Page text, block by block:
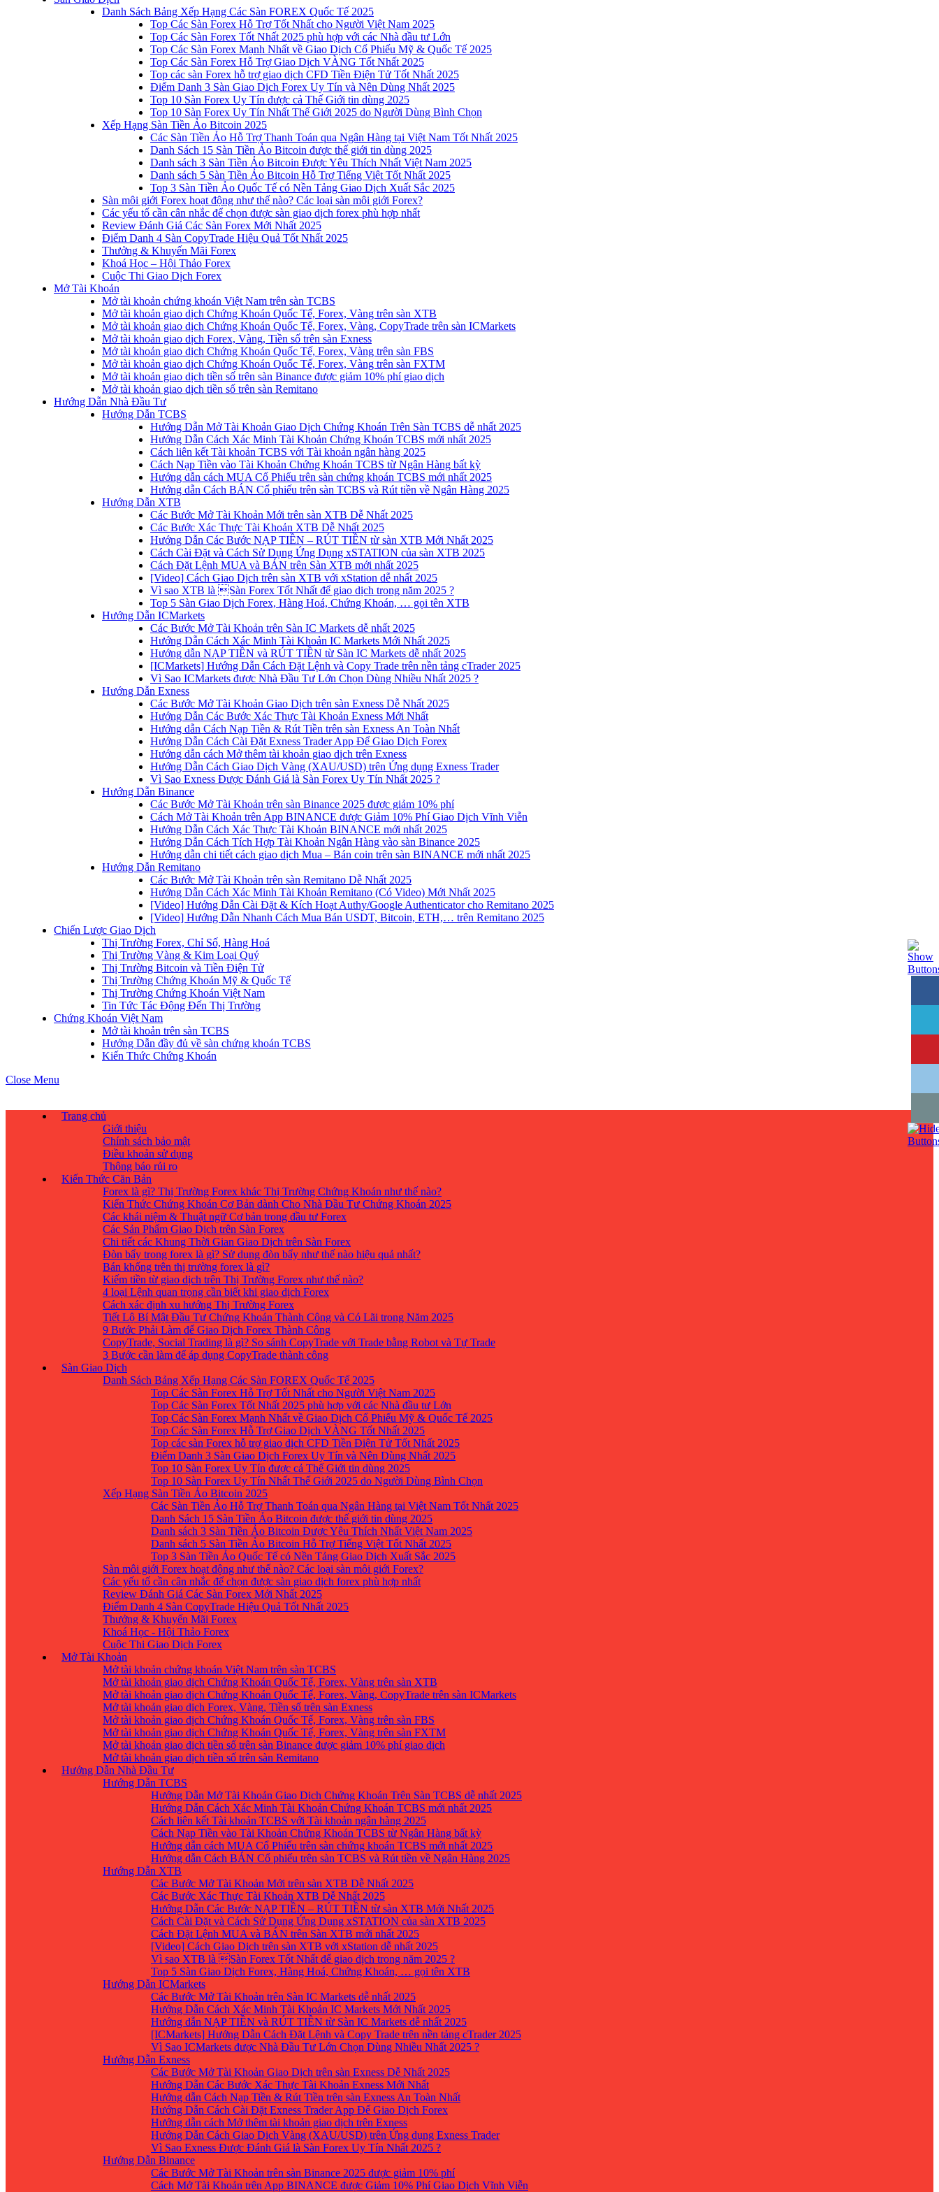
Danh Sách Bảng Xếp Hạng Các Sàn FOREX Quốc Tế 2025
Top Các Sàn Forex Hỗ Trợ Tốt Nhất cho Người Việt Nam 2025
Top Các Sàn Forex Tốt Nhất 2025 phù hợp với các Nhà đầu tư Lớn
Top Các Sàn Forex Mạnh Nhất về Giao Dịch Cổ Phiếu Mỹ & Quốc Tế 2025
Top Các Sàn Forex Hỗ Trợ Giao Dịch VÀNG Tốt Nhất 2025
Top các sàn Forex hỗ trợ giao dịch CFD Tiền Điện Tử Tốt Nhất 2025
Điểm Danh 3 Sàn Giao Dịch Forex Uy Tín và Nên Dùng Nhất 2025
Top 10 Sàn Forex Uy Tín được cả Thế Giới tin dùng 2025
Top 10 Sàn Forex Uy Tín Nhất Thế Giới 2025 do Người Dùng Bình Chọn
Xếp Hạng Sàn Tiền Ảo Bitcoin 2025
Các Sàn Tiền Ảo Hỗ Trợ Thanh Toán qua Ngân Hàng tại Việt Nam Tốt Nhất 2025
Danh Sách 15 Sàn Tiền Ảo Bitcoin được thế giới tin dùng 2025
Danh sách 3 Sàn Tiền Ảo Bitcoin Được Yêu Thích Nhất Việt Nam 2025
Danh sách 5 Sàn Tiền Ảo Bitcoin Hỗ Trợ Tiếng Việt Tốt Nhất 2025
Top 3 Sàn Tiền Ảo Quốc Tế có Nền Tảng Giao Dịch Xuất Sắc 2025
Sàn môi giới Forex hoạt động như thế nào? Các loại sàn môi giới Forex?
Các yếu tố cần cân nhắc để chọn được sàn giao dịch forex phù hợp nhất
Review Đánh Giá Các Sàn Forex Mới Nhất 2025
Điểm Danh 4 Sàn CopyTrade Hiệu Quả Tốt Nhất 2025
Thưởng & Khuyến Mãi Forex
Khoá Học – Hội Thảo Forex
Cuộc Thi Giao Dịch Forex
Mở Tài Khoản
Mở tài khoản chứng khoán Việt Nam trên sàn TCBS
Mở tài khoản giao dịch Chứng Khoán Quốc Tế, Forex, Vàng trên sàn XTB
Mở tài khoản giao dịch Chứng Khoán Quốc Tế, Forex, Vàng, CopyTrade trên sàn ICMarkets
Mở tài khoản giao dịch Forex, Vàng, Tiền số trên sàn Exness
Mở tài khoản giao dịch Chứng Khoán Quốc Tế, Forex, Vàng trên sàn FBS
Mở tài khoản giao dịch Chứng Khoán Quốc Tế, Forex, Vàng trên sàn FXTM
Mở tài khoản giao dịch tiền số trên sàn Binance được giảm 10% phí giao dịch
Mở tài khoản giao dịch tiền số trên sàn Remitano
Hướng Dẫn Nhà Đầu Tư
Hướng Dẫn TCBS
Hướng Dẫn Mở Tài Khoản Giao Dịch Chứng Khoán Trên Sàn TCBS dễ nhất 2025
Hướng Dẫn Cách Xác Minh Tài Khoản Chứng Khoán TCBS mới nhất 2025
Cách liên kết Tài khoản TCBS với Tài khoản ngân hàng 2025
Cách Nạp Tiền vào Tài Khoản Chứng Khoán TCBS từ Ngân Hàng bất kỳ
Hướng dẫn cách MUA Cổ Phiếu trên sàn chứng khoán TCBS mới nhất 2025
Hướng dẫn Cách BÁN Cổ phiếu trên sàn TCBS và Rút tiền về Ngân Hàng 2025
Hướng Dẫn XTB
Các Bước Mở Tài Khoản Mới trên sàn XTB Dễ Nhất 2025
Các Bước Xác Thực Tài Khoản XTB Dễ Nhất 2025
Hướng Dẫn Các Bước NẠP TIỀN – RÚT TIỀN từ sàn XTB Mới Nhất 2025
Cách Cài Đặt và Cách Sử Dụng Ứng Dụng xSTATION của sàn XTB 2025
Cách Đặt Lệnh MUA và BÁN trên Sàn XTB mới nhất 2025
[Video] Cách Giao Dịch trên sàn XTB với xStation dễ nhất 2025
Vì sao XTB là Sàn Forex Tốt Nhất để giao dịch trong năm 2025 ?
Top 5 Sàn Giao Dịch Forex, Hàng Hoá, Chứng Khoán, … gọi tên XTB
Hướng Dẫn ICMarkets
Các Bước Mở Tài Khoản trên Sàn IC Markets dễ nhất 2025
Hướng Dẫn Cách Xác Minh Tài Khoản IC Markets Mới Nhất 2025
Hướng dẫn NẠP TIỀN và RÚT TIỀN từ Sàn IC Markets dễ nhất 2025
[ICMarkets] Hướng Dẫn Cách Đặt Lệnh và Copy Trade trên nền tảng cTrader 2025
Vì Sao ICMarkets được Nhà Đầu Tư Lớn Chọn Dùng Nhiều Nhất 2025 ?
Hướng Dẫn Exness
Các Bước Mở Tài Khoản Giao Dịch trên sàn Exness Dễ Nhất 2025
Hướng Dẫn Các Bước Xác Thực Tài Khoản Exness Mới Nhất
Hướng dẫn Cách Nạp Tiền & Rút Tiền trên sàn Exness An Toàn Nhất
Hướng Dẫn Cách Cài Đặt Exness Trader App Để Giao Dịch Forex
Hướng dẫn cách Mở thêm tài khoản giao dịch trên Exness
Hướng Dẫn Cách Giao Dịch Vàng (XAU/USD) trên Ứng dụng Exness Trader
Vì Sao Exness Được Đánh Giá là Sàn Forex Uy Tín Nhất 2025 ?
Hướng Dẫn Binance
Các Bước Mở Tài Khoản trên sàn Binance 2025 được giảm 10% phí
Cách Mở Tài Khoản trên App BINANCE được Giảm 10% Phí Giao Dịch Vĩnh Viễn
Hướng Dẫn Cách Xác Thực Tài Khoản BINANCE mới nhất 2025
Hướng Dẫn Cách Tích Hợp Tài Khoản Ngân Hàng vào sàn Binance 2025
Hướng dẫn chi tiết cách giao dịch Mua – Bán coin trên sàn BINANCE mới nhất 2025
Hướng Dẫn Remitano
Các Bước Mở Tài Khoản trên sàn Remitano Dễ Nhất 2025
Hướng Dẫn Cách Xác Minh Tài Khoản Remitano (Có Video) Mới Nhất 2025
[Video] Hướng Dẫn Cài Đặt & Kích Hoạt Authy/Google Authenticator cho Remitano 2025
[Video] Hướng Dẫn Nhanh Cách Mua Bán USDT, Bitcoin, ETH,… trên Remitano 2025
Chiến Lược Giao Dịch
Thị Trường Forex, Chỉ Số, Hàng Hoá
Thị Trường Vàng & Kim Loại Quý
Thị Trường Bitcoin và Tiền Điện Tử
Thị Trường Chứng Khoán Mỹ & Quốc Tế
Thị Trường Chứng Khoán Việt Nam
Tin Tức Tác Động Đến Thị Trường
Chứng Khoán Việt Nam
Mở tài khoản trên sàn TCBS
Hướng Dẫn đầy đủ về sàn chứng khoán TCBS
Kiến Thức Chứng Khoán
Close Menu
Trang chủ
Giới thiệu
Chính sách bảo mật
Điều khoản sử dụng
Thông báo rủi ro
Kiến Thức Căn Bản
Forex là gì? Thị Trường Forex khác Thị Trường Chứng Khoán như thế nào?
Kiến Thức Chứng Khoán Cơ Bản dành Cho Nhà Đầu Tư Chứng Khoán 2025
Các khái niệm & Thuật ngữ Cơ bản trong đầu tư Forex
Các Sản Phẩm Giao Dịch trên Sàn Forex
Chi tiết các Khung Thời Gian Giao Dịch trên Sàn Forex
Đòn bẩy trong forex là gì? Sử dụng đòn bẩy như thế nào hiệu quả nhất?
Bán khống trên thị trường forex là gì?
Kiếm tiền từ giao dịch trên Thị Trường Forex như thế nào?
4 loại Lệnh quan trọng cần biết khi giao dịch Forex
Cách xác định xu hướng Thị Trường Forex
Tiết Lộ Bí Mật Đầu Tư Chứng Khoán Thành Công và Có Lãi trong Năm 2025
9 Bước Phải Làm để Giao Dịch Forex Thành Công
CopyTrade, Social Trading là gì? So sánh CopyTrade với Trade bằng Robot và Tự Trade
3 Bước cần làm để áp dụng CopyTrade thành công
Sàn Giao Dịch
Danh Sách Bảng Xếp Hạng Các Sàn FOREX Quốc Tế 2025
Top Các Sàn Forex Hỗ Trợ Tốt Nhất cho Người Việt Nam 2025
Top Các Sàn Forex Tốt Nhất 2025 phù hợp với các Nhà đầu tư Lớn
Top Các Sàn Forex Mạnh Nhất về Giao Dịch Cổ Phiếu Mỹ & Quốc Tế 2025
Top Các Sàn Forex Hỗ Trợ Giao Dịch VÀNG Tốt Nhất 2025
Top các sàn Forex hỗ trợ giao dịch CFD Tiền Điện Tử Tốt Nhất 2025
Điểm Danh 3 Sàn Giao Dịch Forex Uy Tín và Nên Dùng Nhất 2025
Top 10 Sàn Forex Uy Tín được cả Thế Giới tin dùng 2025
Top 10 Sàn Forex Uy Tín Nhất Thế Giới 2025 do Người Dùng Bình Chọn
Xếp Hạng Sàn Tiền Ảo Bitcoin 2025
Các Sàn Tiền Ảo Hỗ Trợ Thanh Toán qua Ngân Hàng tại Việt Nam Tốt Nhất 2025
Danh Sách 15 Sàn Tiền Ảo Bitcoin được thế giới tin dùng 2025
Danh sách 3 Sàn Tiền Ảo Bitcoin Được Yêu Thích Nhất Việt Nam 2025
Danh sách 5 Sàn Tiền Ảo Bitcoin Hỗ Trợ Tiếng Việt Tốt Nhất 2025
Top 3 Sàn Tiền Ảo Quốc Tế có Nền Tảng Giao Dịch Xuất Sắc 2025
Sàn môi giới Forex hoạt động như thế nào? Các loại sàn môi giới Forex?
Các yếu tố cần cân nhắc để chọn được sàn giao dịch forex phù hợp nhất
Review Đánh Giá Các Sàn Forex Mới Nhất 2025
Điểm Danh 4 Sàn CopyTrade Hiệu Quả Tốt Nhất 2025
Thưởng & Khuyến Mãi Forex
Khoá Học - Hội Thảo Forex
Cuộc Thi Giao Dịch Forex
Mở Tài Khoản
Mở tài khoản chứng khoán Việt Nam trên sàn TCBS
Mở tài khoản giao dịch Chứng Khoán Quốc Tế, Forex, Vàng trên sàn XTB
Mở tài khoản giao dịch Chứng Khoán Quốc Tế, Forex, Vàng, CopyTrade trên sàn ICMarkets
Mở tài khoản giao dịch Forex, Vàng, Tiền số trên sàn Exness
Mở tài khoản giao dịch Chứng Khoán Quốc Tế, Forex, Vàng trên sàn FBS
Mở tài khoản giao dịch Chứng Khoán Quốc Tế, Forex, Vàng trên sàn FXTM
Mở tài khoản giao dịch tiền số trên sàn Binance được giảm 10% phí giao dịch
Mở tài khoản giao dịch tiền số trên sàn Remitano
Hướng Dẫn Nhà Đầu Tư
Hướng Dẫn TCBS
Hướng Dẫn Mở Tài Khoản Giao Dịch Chứng Khoán Trên Sàn TCBS dễ nhất 2025
Hướng Dẫn Cách Xác Minh Tài Khoản Chứng Khoán TCBS mới nhất 2025
Cách liên kết Tài khoản TCBS với Tài khoản ngân hàng 2025
Cách Nạp Tiền vào Tài Khoản Chứng Khoán TCBS từ Ngân Hàng bất kỳ
Hướng dẫn cách MUA Cổ Phiếu trên sàn chứng khoán TCBS mới nhất 2025
Hướng dẫn Cách BÁN Cổ phiếu trên sàn TCBS và Rút tiền về Ngân Hàng 2025
Hướng Dẫn XTB
Các Bước Mở Tài Khoản Mới trên sàn XTB Dễ Nhất 2025
Các Bước Xác Thực Tài Khoản XTB Dễ Nhất 2025
Hướng Dẫn Các Bước NẠP TIỀN – RÚT TIỀN từ sàn XTB Mới Nhất 2025
Cách Cài Đặt và Cách Sử Dụng Ứng Dụng xSTATION của sàn XTB 2025
Cách Đặt Lệnh MUA và BÁN trên Sàn XTB mới nhất 2025
[Video] Cách Giao Dịch trên sàn XTB với xStation dễ nhất 2025
Vì sao XTB là Sàn Forex Tốt Nhất để giao dịch trong năm 2025 ?
Top 5 Sàn Giao Dịch Forex, Hàng Hoá, Chứng Khoán, … gọi tên XTB
Hướng Dẫn ICMarkets
Các Bước Mở Tài Khoản trên Sàn IC Markets dễ nhất 2025
Hướng Dẫn Cách Xác Minh Tài Khoản IC Markets Mới Nhất 2025
Hướng dẫn NẠP TIỀN và RÚT TIỀN từ Sàn IC Markets dễ nhất 2025
[ICMarkets] Hướng Dẫn Cách Đặt Lệnh và Copy Trade trên nền tảng cTrader 2025
Vì Sao ICMarkets được Nhà Đầu Tư Lớn Chọn Dùng Nhiều Nhất 2025 ?
Hướng Dẫn Exness
Các Bước Mở Tài Khoản Giao Dịch trên sàn Exness Dễ Nhất 2025
Hướng Dẫn Các Bước Xác Thực Tài Khoản Exness Mới Nhất
Hướng dẫn Cách Nạp Tiền & Rút Tiền trên sàn Exness An Toàn Nhất
Hướng Dẫn Cách Cài Đặt Exness Trader App Để Giao Dịch Forex
Hướng dẫn cách Mở thêm tài khoản giao dịch trên Exness
Hướng Dẫn Cách Giao Dịch Vàng (XAU/USD) trên Ứng dụng Exness Trader
Vì Sao Exness Được Đánh Giá là Sàn Forex Uy Tín Nhất 2025 ?
Hướng Dẫn Binance
Các Bước Mở Tài Khoản trên sàn Binance 2025 được giảm 10% phí
Cách Mở Tài Khoản trên App BINANCE được Giảm 10% Phí Giao Dịch Vĩnh Viễn